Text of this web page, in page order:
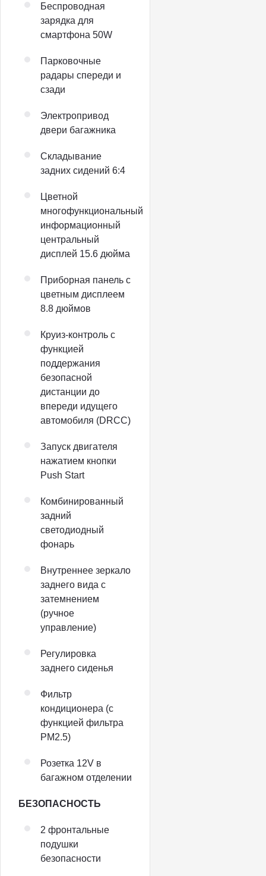
Беспроводная
зарядка для
смартфона 50W
Парковочные
радары спереди и
сзади
Электропривод
двери багажника
Складывание
задних сидений 6:4
Цветной
многофункциональный
информационный
центральный
дисплей 15.6 дюйма
Приборная панель с
цветным дисплеем
8.8 дюймов
Круиз-контроль с
функцией
поддержания
безопасной
дистанции до
впереди идущего
автомобиля (DRCC)
Запуск двигателя
нажатием кнопки
Push Start
Комбинированный
задний
светодиодный
фонарь
Внутреннее зеркало
заднего вида с
затемнением
(ручное
управление)
Регулировка
заднего сиденья
Фильтр
кондиционера (с
функцией фильтра
PM2.5)
Розетка 12V в
багажном отделении
БЕЗОПАСНОСТЬ
2 фронтальные
подушки
безопасности